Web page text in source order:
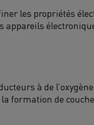
les propriétés
à de
formation de